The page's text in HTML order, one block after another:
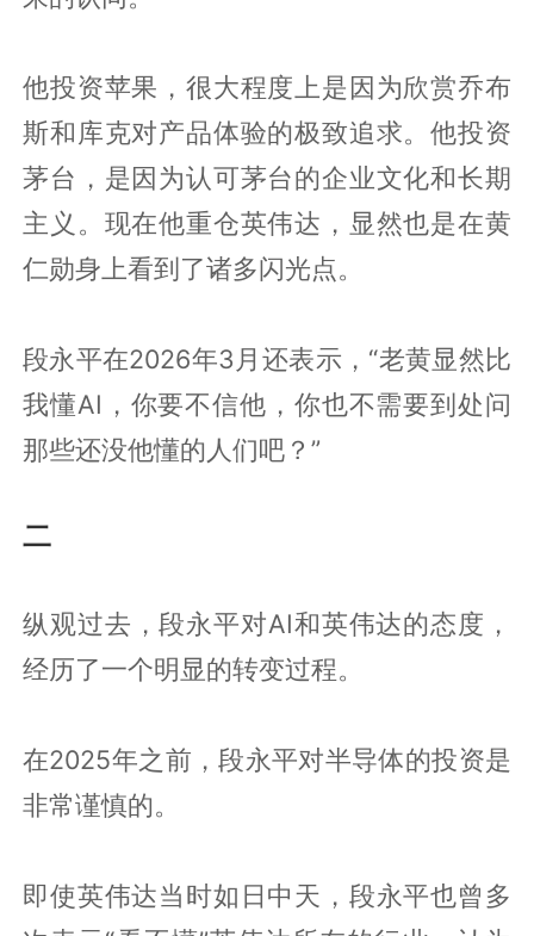
他投资苹果，很大程度上是因为欣赏乔布
斯和库克对产品体验的极致追求。他投资
茅台，是因为认可茅台的企业文化和长期
主义。现在他重仓英伟达，显然也是在黄
仁勋身上看到了诸多闪光点。
段永平在2026年3月还表示，“老黄显然比
我懂AI，你要不信他，你也不需要到处问
那些还没他懂的人们吧？”
二
纵观过去，段永平对AI和英伟达的态度，
经历了一个明显的转变过程。
在2025年之前，段永平对半导体的投资是
非常谨慎的。
即使英伟达当时如日中天，段永平也曾多